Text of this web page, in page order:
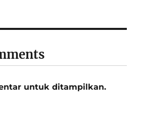
untuk ditampilkan.